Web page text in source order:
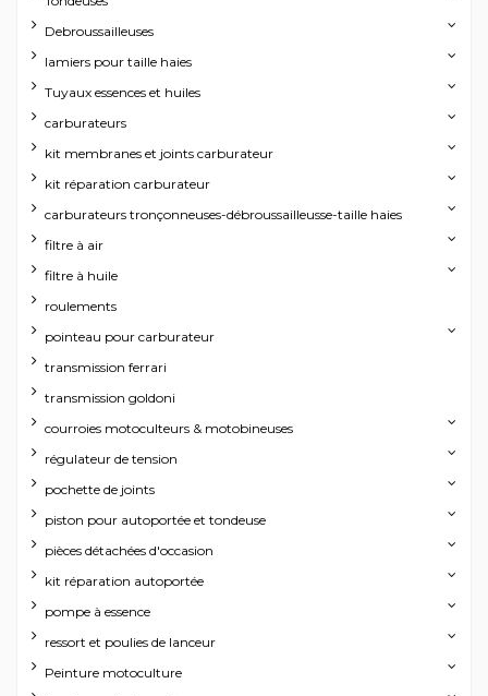
Debroussailleuses
lamiers pour taille haies
Tuyaux essences et huiles
carburateurs
kit membranes et joints carburateur
kit réparation carburateur
carburateurs tronçonneuses-débroussailleusse-taille haies
filtre à air
filtre à huile
roulements
pointeau pour carburateur
transmission ferrari
transmission goldoni
courroies motoculteurs & motobineuses
régulateur de tension
pochette de joints
piston pour autoportée et tondeuse
pièces détachées d'occasion
kit réparation autoportée
pompe à essence
ressort et poulies de lanceur
Peinture motoculture